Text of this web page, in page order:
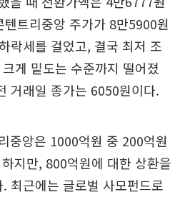
트리중앙 주가가 8만5900원
락세를 걸었고, 결국 최저 조
게 밑도는 수준까지 떨어졌
거래일 종가는 6050원이다.
중앙은 1000억원 중 200억원
지만, 800억원에 대한 상환을
최근에는 글로벌 사모펀드로